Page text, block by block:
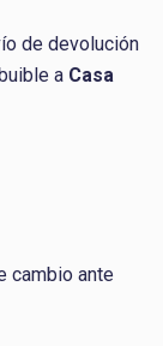
de devolución
a Casa
cambio ante